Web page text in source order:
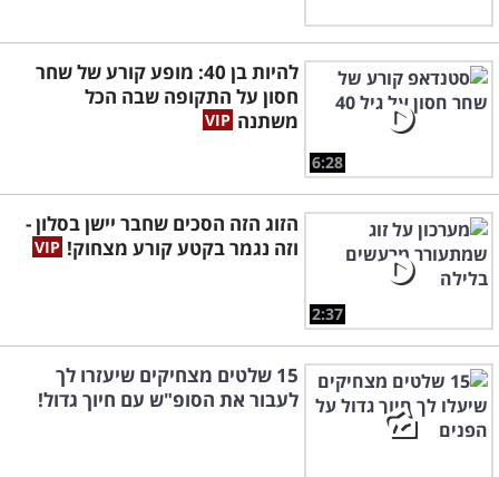
6:28
להיות בן 40: מופע קורע של שחר
חסון על התקופה שבה הכל
משתנה
2:37
הזוג הזה הסכים שחבר יישן בסלון -
וזה נגמר בקטע קורע מצחוק!
15 שלטים מצחיקים שיעזרו לך
לעבור את הסופ"ש עם חיוך גדול!